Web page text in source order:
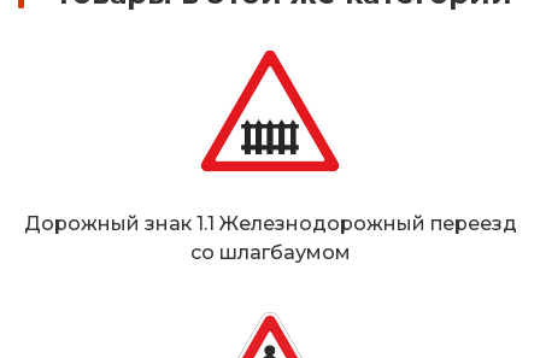
Дорожный знак 1.1 Железнодорожный переезд
со шлагбаумом